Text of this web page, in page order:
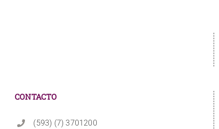
CONTACTO
(593) (7) 3701200